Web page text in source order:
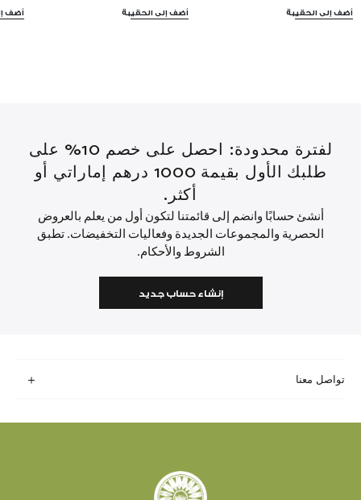
أضف إلى الحقيبة أضف إلى الحقيبة أضف
لفترة محدودة: احصل على خصم 10% على
طلبك الأول بقيمة 1000 درهم إماراتي أو
أكثر.
أنشئ حسابًا وانضم إلى قائمتنا لتكون أول من يعلم بالعروض
الحصرية والمجموعات الجديدة وفعاليات التخفيضات. تطبق
الشروط والأحكام.
إنشاء حساب جديد
تواصل معنا